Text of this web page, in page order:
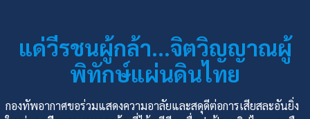
แด่วีรชนผู้กล้า…จิตวิญญาณผู้
พิทักษ์แผ่นดินไทย
กองทัพอากาศขอร่วมแสดงความอาลัยและสดุดีต่อการเสียสละอันยิ่ง